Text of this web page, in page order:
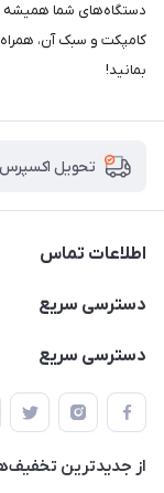
دستگاه‌های شما همیشه
کامپکت و سبک آن،
بمانید!
تحویل اکسپرس
اطلاعات تماس
02166456492 - 09121933405
حتما با هماهنگی
دسترسی سریع
خرید کیسه خواب
چادر بادی
ننو
دسترسی سریع
چادر سرخپوستی
صندلی تاشو
سایه بان کمپینگ
از جدید‌ترین